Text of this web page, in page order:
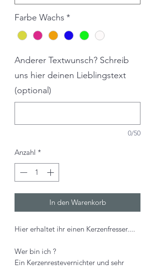
Farbe Wachs *
Anderer Textwunsch? Schreib
uns hier deinen Lieblingstext
(optional)
0/50
Anzahl *
In den Warenkorb
Hier erhaltet ihr einen Kerzenfresser....
Wer bin ich ?
Ein Kerzenrestevernichter und sehr